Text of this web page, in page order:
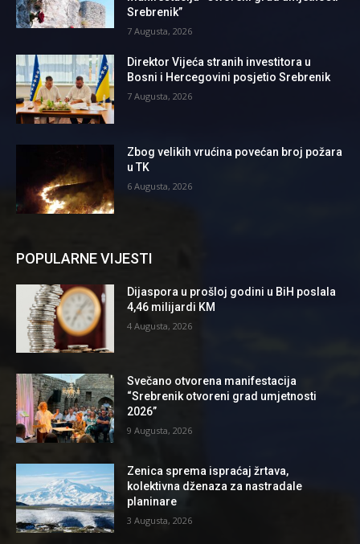
Srebrenik”
7 Augusta, 2026
Direktor Vijeća stranih investitora u
Bosni i Hercegovini posjetio Srebrenik
7 Augusta, 2026
Zbog velikih vrućina povećan broj požara
u TK
6 Augusta, 2026
POPULARNE VIJESTI
Dijaspora u prošloj godini u BiH poslala
4,46 milijardi KM
4 Augusta, 2026
Svečano otvorena manifestacija
“Srebrenik otvoreni grad umjetnosti
2026”
9 Augusta, 2026
Zenica sprema ispraćaj žrtava,
kolektivna dženaza za nastradale
planinare
3 Augusta, 2026